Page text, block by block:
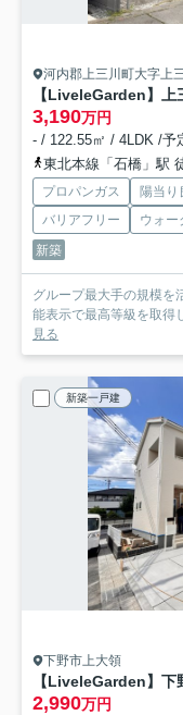
河内郡上三川町大字上
【LiveleGarden】
3,190万円
- / 122.55㎡ / 4LDK /予
東北本線「石橋」駅
プロパンガス 陽当り
バリアフリー
ウォー
新築
グループ最大手の規模を
能表示で最高等級を取得
見る
新築一戸建
下野市上大領
【LiveleGarden】下
2,990万円